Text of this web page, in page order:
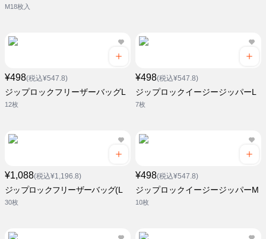
M18枚入
¥498(税込¥547.8)
ジップロックフリーザーバッグL
12枚
¥498(税込¥547.8)
ジップロックイージージッパーL
7枚
¥1,088(税込¥1,196.8)
ジップロックフリーザーバッグ(L
30枚
¥498(税込¥547.8)
ジップロックイージージッパーM
10枚